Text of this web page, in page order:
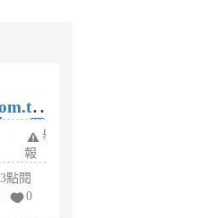
— 民
台
舉
報
點閱
0